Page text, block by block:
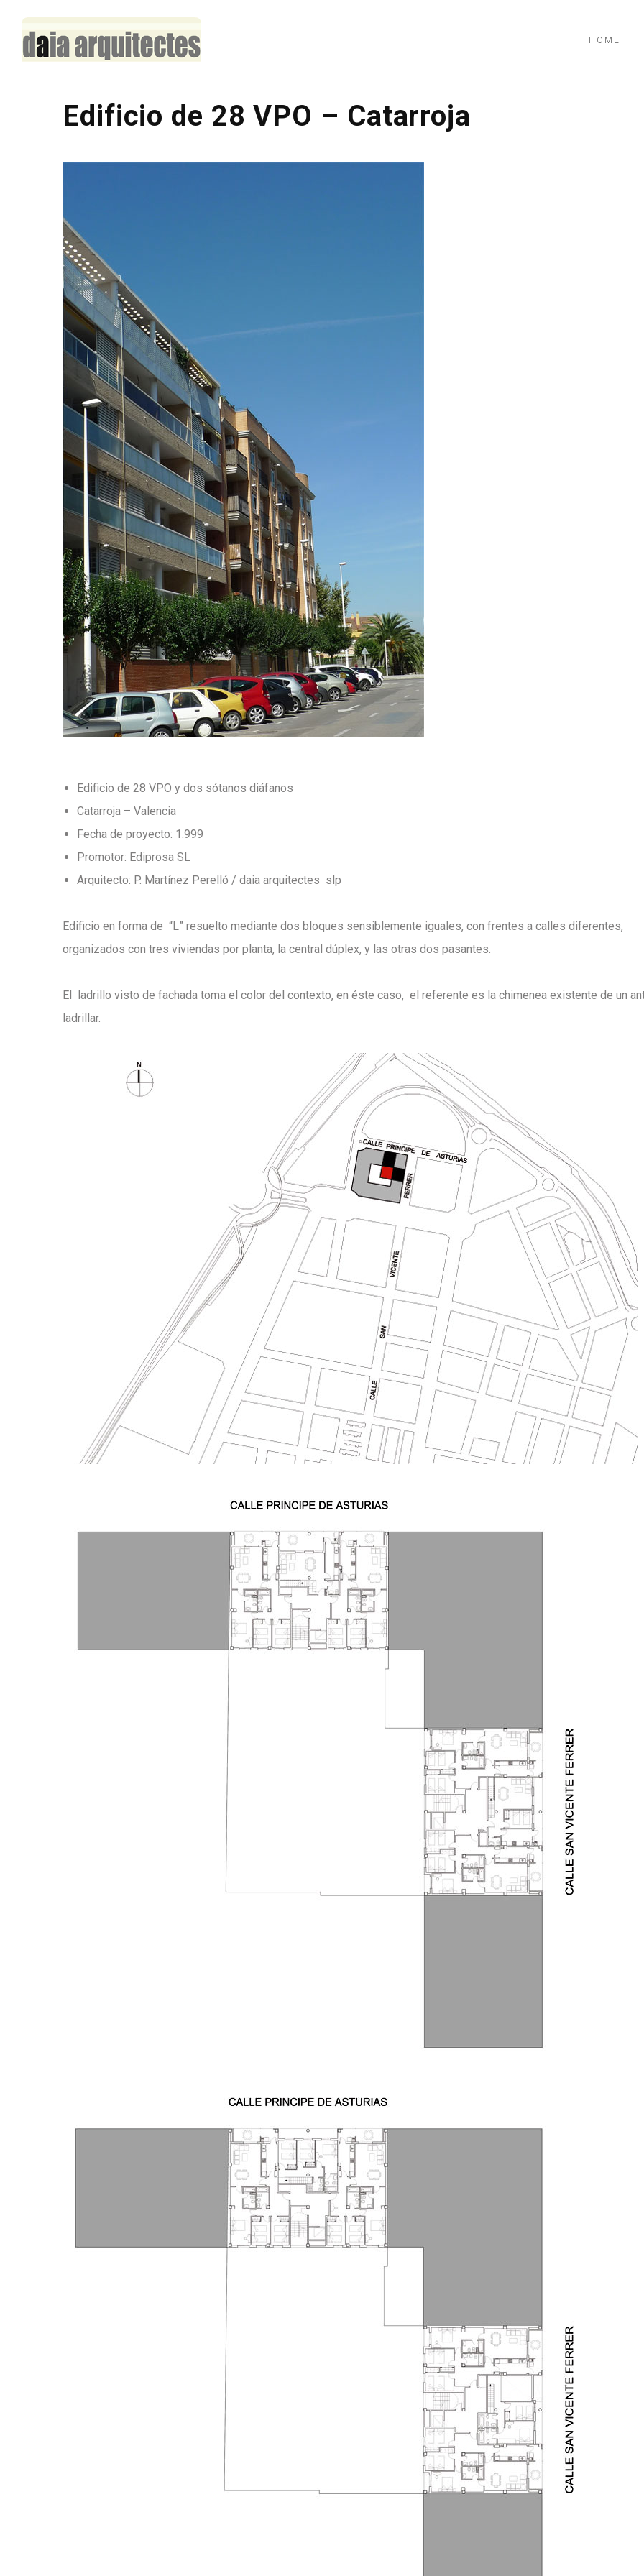
HOME
Edificio de 28 VPO – Catarroja
Edificio de 28 VPO y dos sótanos diáfanos
Catarroja – Valencia
Fecha de proyecto: 1.999
Promotor: Ediprosa SL
Arquitecto: P. Martínez Perelló / daia arquitectes slp
Edificio en forma de “L” resuelto mediante dos bloques sensiblemente iguales, con frentes a calles diferentes,
organizados con tres viviendas por planta, la central dúplex, y las otras dos pasantes.
El ladrillo visto de fachada toma el color del contexto, en éste caso, el referente es la chimenea existente de un
ladrillar.